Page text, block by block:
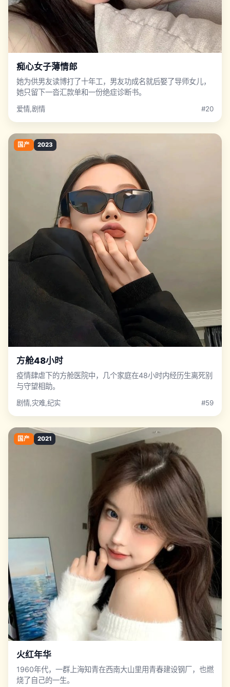
痴心女子薄情郎
她为供男友读博打了十年工，男友功成名就后娶了导师女儿，
她只留下一沓汇款单和一份绝症诊断书。
爱情,剧情 #20
国产 2023
方舱48小时
疫情肆虐下的方舱医院中，几个家庭在48小时内经历生离死别
与守望相助。
剧情,灾难,纪实 #59
国产 2021
火红年华
1960年代，一群上海知青在西南大山里用青春建设钢厂，也燃
烧了自己的一生。